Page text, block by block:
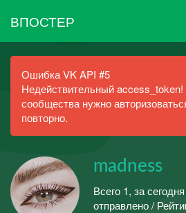
ВПОСТЕР
Ошибка VK API #5
Недействительный
сообщества нужно
повторно.
madness
Всего 1, за
отправлено /